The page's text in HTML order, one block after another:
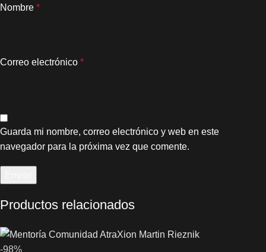
Nombre *
Correo electrónico *
Guarda mi nombre, correo electrónico y web en este
navegador para la próxima vez que comente.
Productos relacionados
-98%